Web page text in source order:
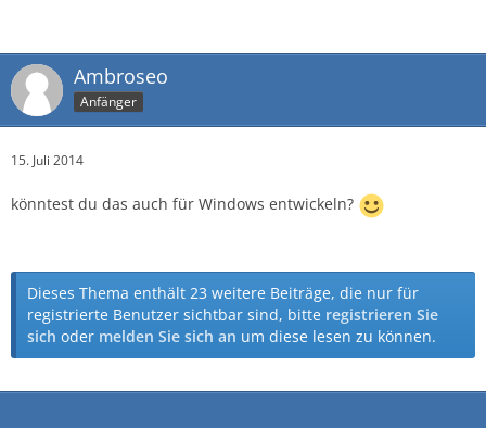
Ambroseo
Anfänger
15. Juli 2014
könntest du das auch für Windows entwickeln?
Dieses Thema enthält 23 weitere Beiträge, die nur für
registrierte Benutzer sichtbar sind, bitte registrieren Sie
sich oder melden Sie sich an um diese lesen zu können.